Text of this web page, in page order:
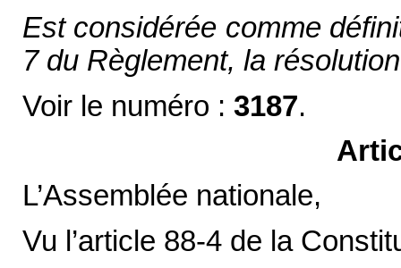
Est considérée comme
7 du Règlement, la
Voir le numéro : 3187.
L’Assemblée nationale,
Vu l’article 88-4 de la